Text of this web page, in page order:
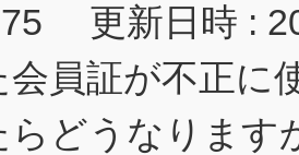
更新日時 :
会員証が不正に
らどうなります